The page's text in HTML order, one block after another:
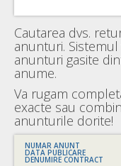
Cautarea dvs.
anunturi.
anunturi gasite
anume.
Va rugam
exacte sau
anunturile dorite!
NUMAR ANUNT
DATA PUBLICARE
DENUMIRE CONTRACT